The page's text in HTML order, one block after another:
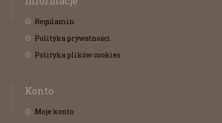
Regulamin
Polityka prywatności
Polityka plików cookies
Konto
Moje konto